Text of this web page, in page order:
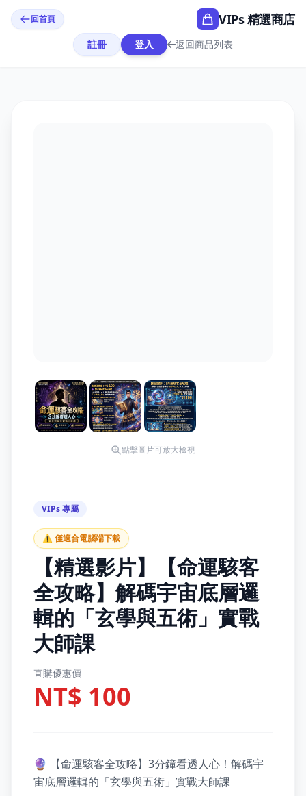
回首頁 VIPs 精選商店
註冊 登入 返回商品列表
點擊圖片可放大檢視
VIPs 專屬
⚠️ 僅適合電腦端下載
【精選影片】【命運駭客
全攻略】解碼宇宙底層邏
輯的「玄學與五術」實戰
大師課
直購優惠價
NT$ 100
🔮 【命運駭客全攻略】3分鐘看透人心！解碼宇
宙底層邏輯的「玄學與五術」實戰大師課